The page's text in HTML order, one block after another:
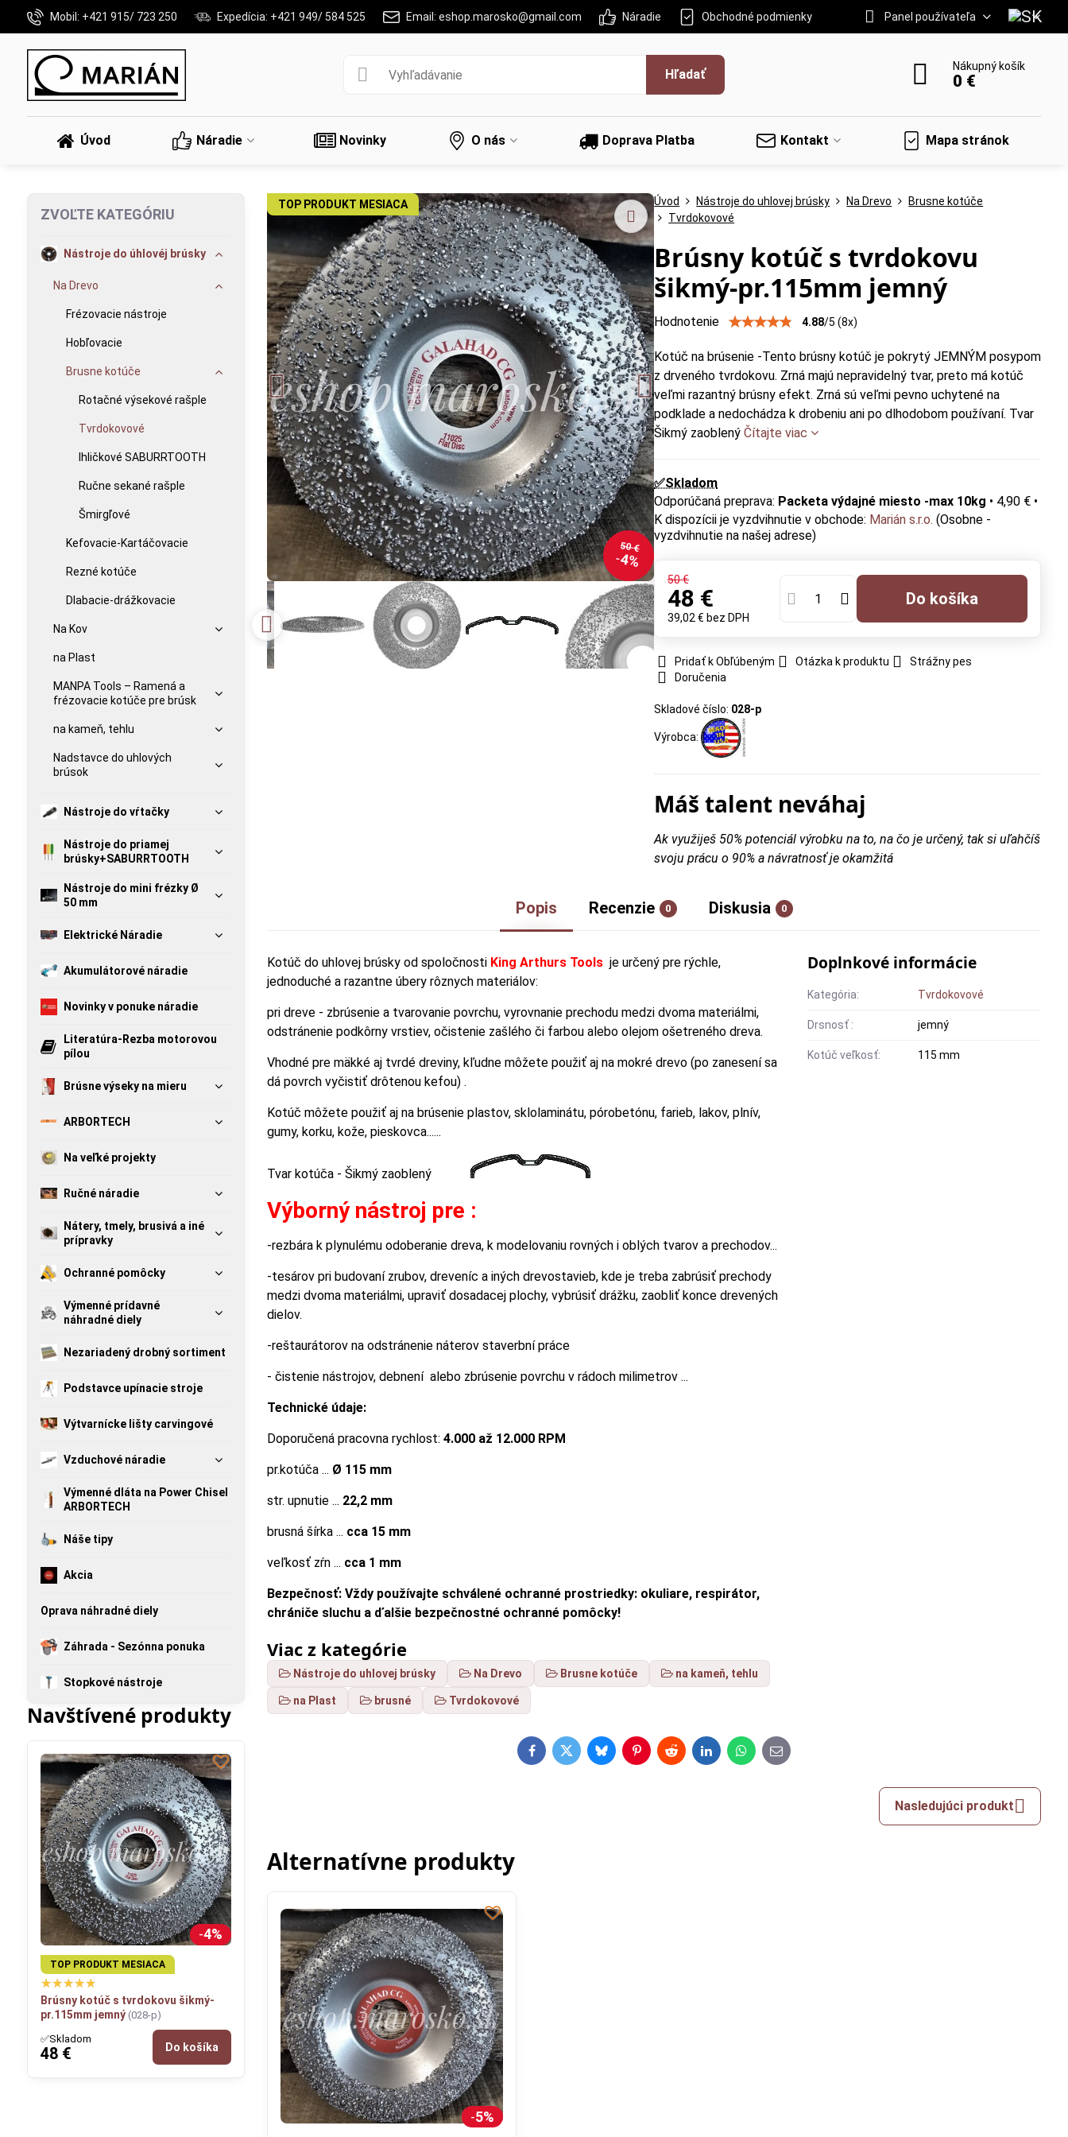
Mobil: +421 915/ 723 250 Expedícia: +421 949/ 584 525 Email: eshop.marosko@gmail.com Náradie Obchodné podmienky Panel používateľa
Hľadať
Nákupný košík
0 €
Úvod Náradie Novinky O nás Doprava Platba Kontakt Mapa stránok
TOP PRODUKT MESIACA
50 €
4%
Úvod Nástroje do uhlovej brúsky Na Drevo
Brusne kotúče
Tvrdokovové
Brúsny kotúč s tvrdokovu
šikmý-pr.115mm jemný
Hodnotenie 4.88/5 (8x)
Kotúč na brúsenie -Tento brúsny kotúč je pokrytý JEMNÝM posypom
z drveného tvrdokovu. Zrná majú nepravidelný tvar, preto má kotúč
veľmi razantný brúsny efekt. Zrná sú veľmi pevno uchytené na
podklade a nedochádza k drobeniu ani po dlhodobom používaní. Tvar
Šikmý zaoblenýČítajte viac
✅Skladom
Packeta výdajné miesto -max 10kg • 4,90 € •
Marián s.r.o. (Osobne -
vyzdvihnutie na našej adrese)
50 €
48 €
39,02 € bez DPH
Do košíka
Pridať k Obľúbeným Otázka k produktu
Strážny pes
Doručenia
Skladové číslo: 028-p
Výrobca:
Máš talent neváhaj
Ak využiješ 50% potenciál výrobku na to, na čo je určený, tak si uľahčíš
svoju prácu o 90% a návratnosť je okamžitá
Popis Recenzie 0 Diskusia 0
Kotúč do uhlovej brúsky od spoločnosti King Arthurs Tools je určený pre rýchle,
jednoduché a razantne úbery rôznych materiálov:
pri dreve - zbrúsenie a tvarovanie povrchu, vyrovnanie prechodu medzi dvoma materiálmi,
odstránenie podkôrny vrstiev, očistenie zašlého či farbou alebo olejom ošetreného dreva.
Vhodné pre mäkké aj tvrdé dreviny, kľudne môžete použiť aj na mokré drevo (po zanesení sa
dá povrch vyčistiť drôtenou kefou) .
Kotúč môžete použiť aj na brúsenie plastov, sklolaminátu, pórobetónu, farieb, lakov, plnív,
gumy, korku, kože, pieskovca......
Tvar kotúča - Šikmý zaoblený
Výborný nástroj pre :
-rezbára k plynulému odoberanie dreva, k modelovaniu rovných i oblých tvarov a prechodov...
-tesárov pri budovaní zrubov, dreveníc a iných drevostavieb, kde je treba zabrúsiť prechody
medzi dvoma materiálmi, upraviť dosadacej plochy, vybrúsiť drážku, zaobliť konce drevených
dielov.
-reštaurátorov na odstránenie náterov staverbní práce
- čistenie nástrojov, debnení alebo zbrúsenie povrchu v rádoch milimetrov ...
Technické údaje:
Doporučená pracovna rychlost:4.000 až 12.000 RPM
pr.kotúča ... Ø 115 mm
str. upnutie ... 22,2 mm
brusná šírka ... cca 15 mm
veľkosť zŕn ... cca 1 mm
Bezpečnosť: Vždy používajte schválené ochranné prostriedky: okuliare, respirátor,
chrániče sluchu a ďalšie bezpečnostné ochranné pomôcky!
Viac z kategórie
Nástroje do uhlovej brúsky Na Drevo Brusne kotúče na kameň, tehlu
na Plast brusné Tvrdokovové
Doplnkové informácie
Kategória: Tvrdokovové
Drsnosť : jemný
Kotúč veľkosť: 115 mm
FacebookTwitterBlueskyPinterestRedditLinkedInWhatsApp
E-
mail
Nasledujúci produkt
Alternatívne produkty
5%
ZVOĽTE KATEGÓRIU
Nástroje do úhlovéj brúsky
Na Drevo
Frézovacie nástroje
Hobľovacie
Brusne kotúče
Rotačné výsekové rašple
Tvrdokovové
Ihličkové SABURRTOOTH
Ručne sekané rašple
Šmirgľové
Kefovacie-Kartáčovacie
Rezné kotúče
Dlabacie-drážkovacie
Na Kov
na Plast
MANPA Tools – Ramená a
frézovacie kotúče pre brúsk
na kameň, tehlu
Nadstavce do uhlových
brúsok
Nástroje do vŕtačky
Nástroje do priamej
brúsky+SABURRTOOTH
Nástroje do mini frézky Ø
50 mm
Elektrické Náradie
Akumulátorové náradie
Novinky v ponuke náradie
Literatúra-Rezba motorovou
pílou
Brúsne výseky na mieru
ARBORTECH
Na veľké projekty
Ručné náradie
Nátery, tmely, brusivá a iné
prípravky
Ochranné pomôcky
Výmenné prídavné
náhradné diely
Nezariadený drobný sortiment
Podstavce upínacie stroje
Výtvarnícke lišty carvingové
Vzduchové náradie
Výmenné dláta na Power Chisel
ARBORTECH
Náše tipy
Akcia
Oprava náhradné diely
Záhrada - Sezónna ponuka
Stopkové nástroje
Navštívené produkty
4%
TOP PRODUKT MESIACA
Brúsny kotúč s tvrdokovu šikmý-
pr.115mm jemný (028-p)
✅Skladom
48 € Do košíka